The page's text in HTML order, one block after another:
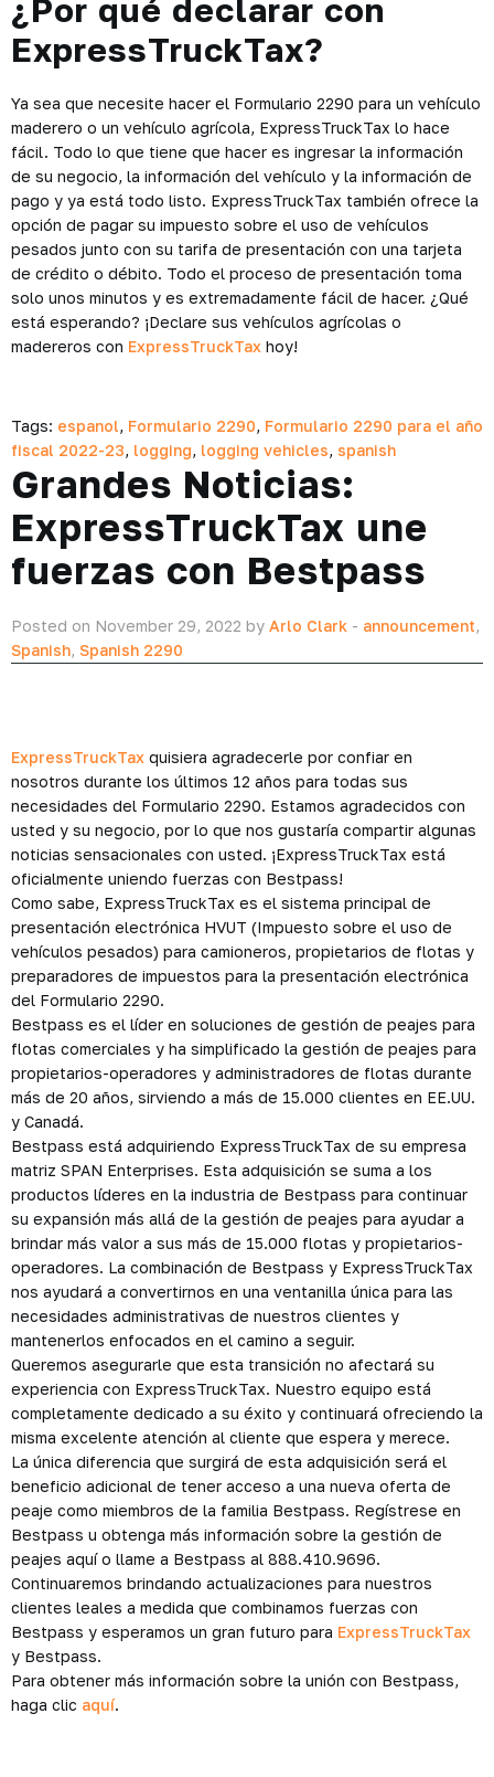
¿Por qué declarar con
ExpressTruckTax?
Ya sea que necesite hacer el Formulario 2290 para un vehículo
maderero o un vehículo agrícola, ExpressTruckTax lo hace
fácil. Todo lo que tiene que hacer es ingresar la información
de su negocio, la información del vehículo y la información de
pago y ya está todo listo. ExpressTruckTax también ofrece la
opción de pagar su impuesto sobre el uso de vehículos
pesados ​​junto con su tarifa de presentación con una tarjeta
de crédito o débito. Todo el proceso de presentación toma
solo unos minutos y es extremadamente fácil de hacer. ¿Qué
está esperando? ¡Declare sus vehículos agrícolas o
madereros con ExpressTruckTax hoy!
Tags: espanol, Formulario 2290, Formulario 2290 para el año
fiscal 2022-23, logging, logging vehicles, spanish
Grandes Noticias:
ExpressTruckTax une
fuerzas con Bestpass
Posted on November 29, 2022 by Arlo Clark - announcement,
Spanish, Spanish 2290
ExpressTruckTax quisiera agradecerle por confiar en
nosotros durante los últimos 12 años para todas sus
necesidades del Formulario 2290. Estamos agradecidos con
usted y su negocio, por lo que nos gustaría compartir algunas
noticias sensacionales con usted. ¡ExpressTruckTax está
oficialmente uniendo fuerzas con Bestpass!
Como sabe, ExpressTruckTax es el sistema principal de
presentación electrónica HVUT (Impuesto sobre el uso de
vehículos pesados) para camioneros, propietarios de flotas y
preparadores de impuestos para la presentación electrónica
del Formulario 2290.
Bestpass es el líder en soluciones de gestión de peajes para
flotas comerciales y ha simplificado la gestión de peajes para
propietarios-operadores y administradores de flotas durante
más de 20 años, sirviendo a más de 15.000 clientes en EE.UU.
y Canadá.
Bestpass está adquiriendo ExpressTruckTax de su empresa
matriz SPAN Enterprises. Esta adquisición se suma a los
productos líderes en la industria de Bestpass para continuar
su expansión más allá de la gestión de peajes para ayudar a
brindar más valor a sus más de 15.000 flotas y propietarios-
operadores. La combinación de Bestpass y ExpressTruckTax
nos ayudará a convertirnos en una ventanilla única para las
necesidades administrativas de nuestros clientes y
mantenerlos enfocados en el camino a seguir.
Queremos asegurarle que esta transición no afectará su
experiencia con ExpressTruckTax. Nuestro equipo está
completamente dedicado a su éxito y continuará ofreciendo la
misma excelente atención al cliente que espera y merece.
La única diferencia que surgirá de esta adquisición será el
beneficio adicional de tener acceso a una nueva oferta de
peaje como miembros de la familia Bestpass. Regístrese en
Bestpass u obtenga más información sobre la gestión de
peajes aquí o llame a Bestpass al 888.410.9696.
Continuaremos brindando actualizaciones para nuestros
clientes leales a medida que combinamos fuerzas con
Bestpass y esperamos un gran futuro para ExpressTruckTax
y Bestpass.
Para obtener más información sobre la unión con Bestpass,
haga clic aquí.